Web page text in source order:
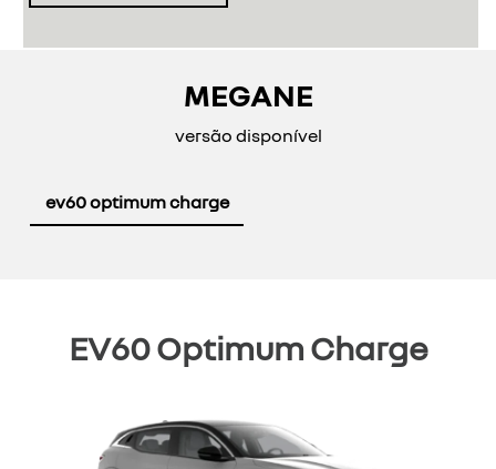
MEGANE
versão disponível
ev60 optimum charge
EV60 Optimum Charge